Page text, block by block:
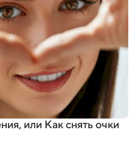
,или Как снять очки